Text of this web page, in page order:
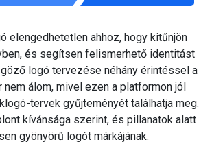
elengedhetetlen ahhoz, hogy kitűnjön
és segítsen felismerhető identitást
logó tervezése néhány érintéssel a
nem álom, mivel ezen a platformon jól
tervek gyűjteményét találhatja meg.
kívánsága szerint, és pillanatok alatt
gyönyörű logót márkájának.